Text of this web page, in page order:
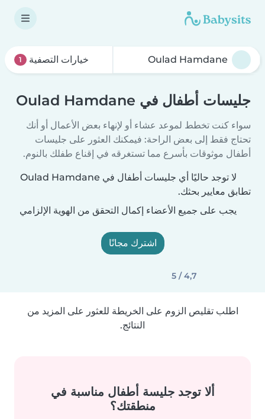
خيارات التصفية 1
جليسات أطفال في Oulad Hamdane
سواء كنت تخطط لموعد عشاء أو لإنهاء بعض الأعمال أو أنك
تحتاج فقط إلى بعض الراحة: فيمكنك العثور على جليسات
أطفال موثوقات بأسرع مما تستغرقه في إقناع طفلك بالنوم.
لا توجد حاليًا أي جليسات أطفال في Oulad Hamdane
تطابق معايير بحثك.
يجب على جميع الأعضاء إكمال التحقق من الهوية الإلزامي
اشترك مجانًا
4,7 / 5
اطلب تقليص الزوم على الخريطة للعثور على المزيد من
النتائج.
ألا توجد جليسة أطفال مناسبة في
منطقتك؟